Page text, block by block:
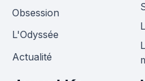
Obsession
L'Odyssée
Actualité